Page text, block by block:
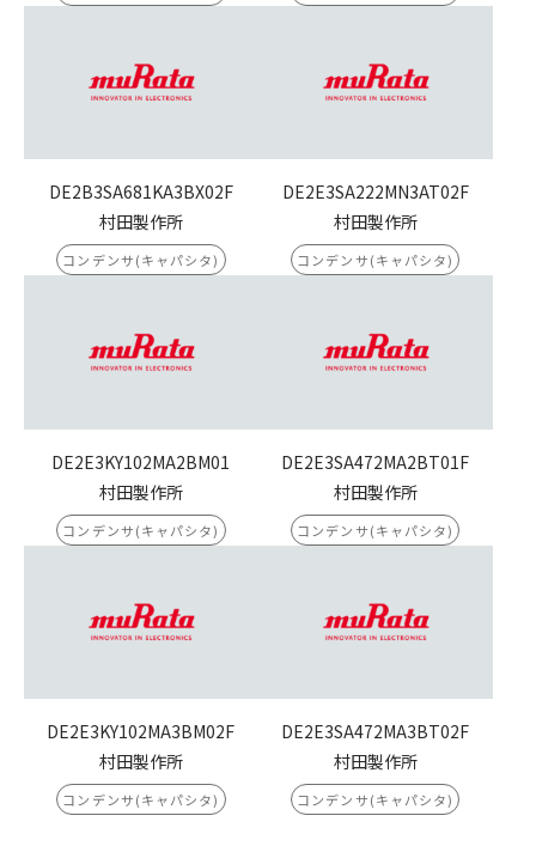
DE2B3SA681KA3BX02F
村田製作所
コンデンサ(キャパシタ)
DE2E3SA222MN3AT02F
村田製作所
コンデンサ(キャパシタ)
DE2E3KY102MA2BM01
村田製作所
コンデンサ(キャパシタ)
DE2E3SA472MA2BT01F
村田製作所
コンデンサ(キャパシタ)
DE2E3KY102MA3BM02F
村田製作所
コンデンサ(キャパシタ)
DE2E3SA472MA3BT02F
村田製作所
コンデンサ(キャパシタ)